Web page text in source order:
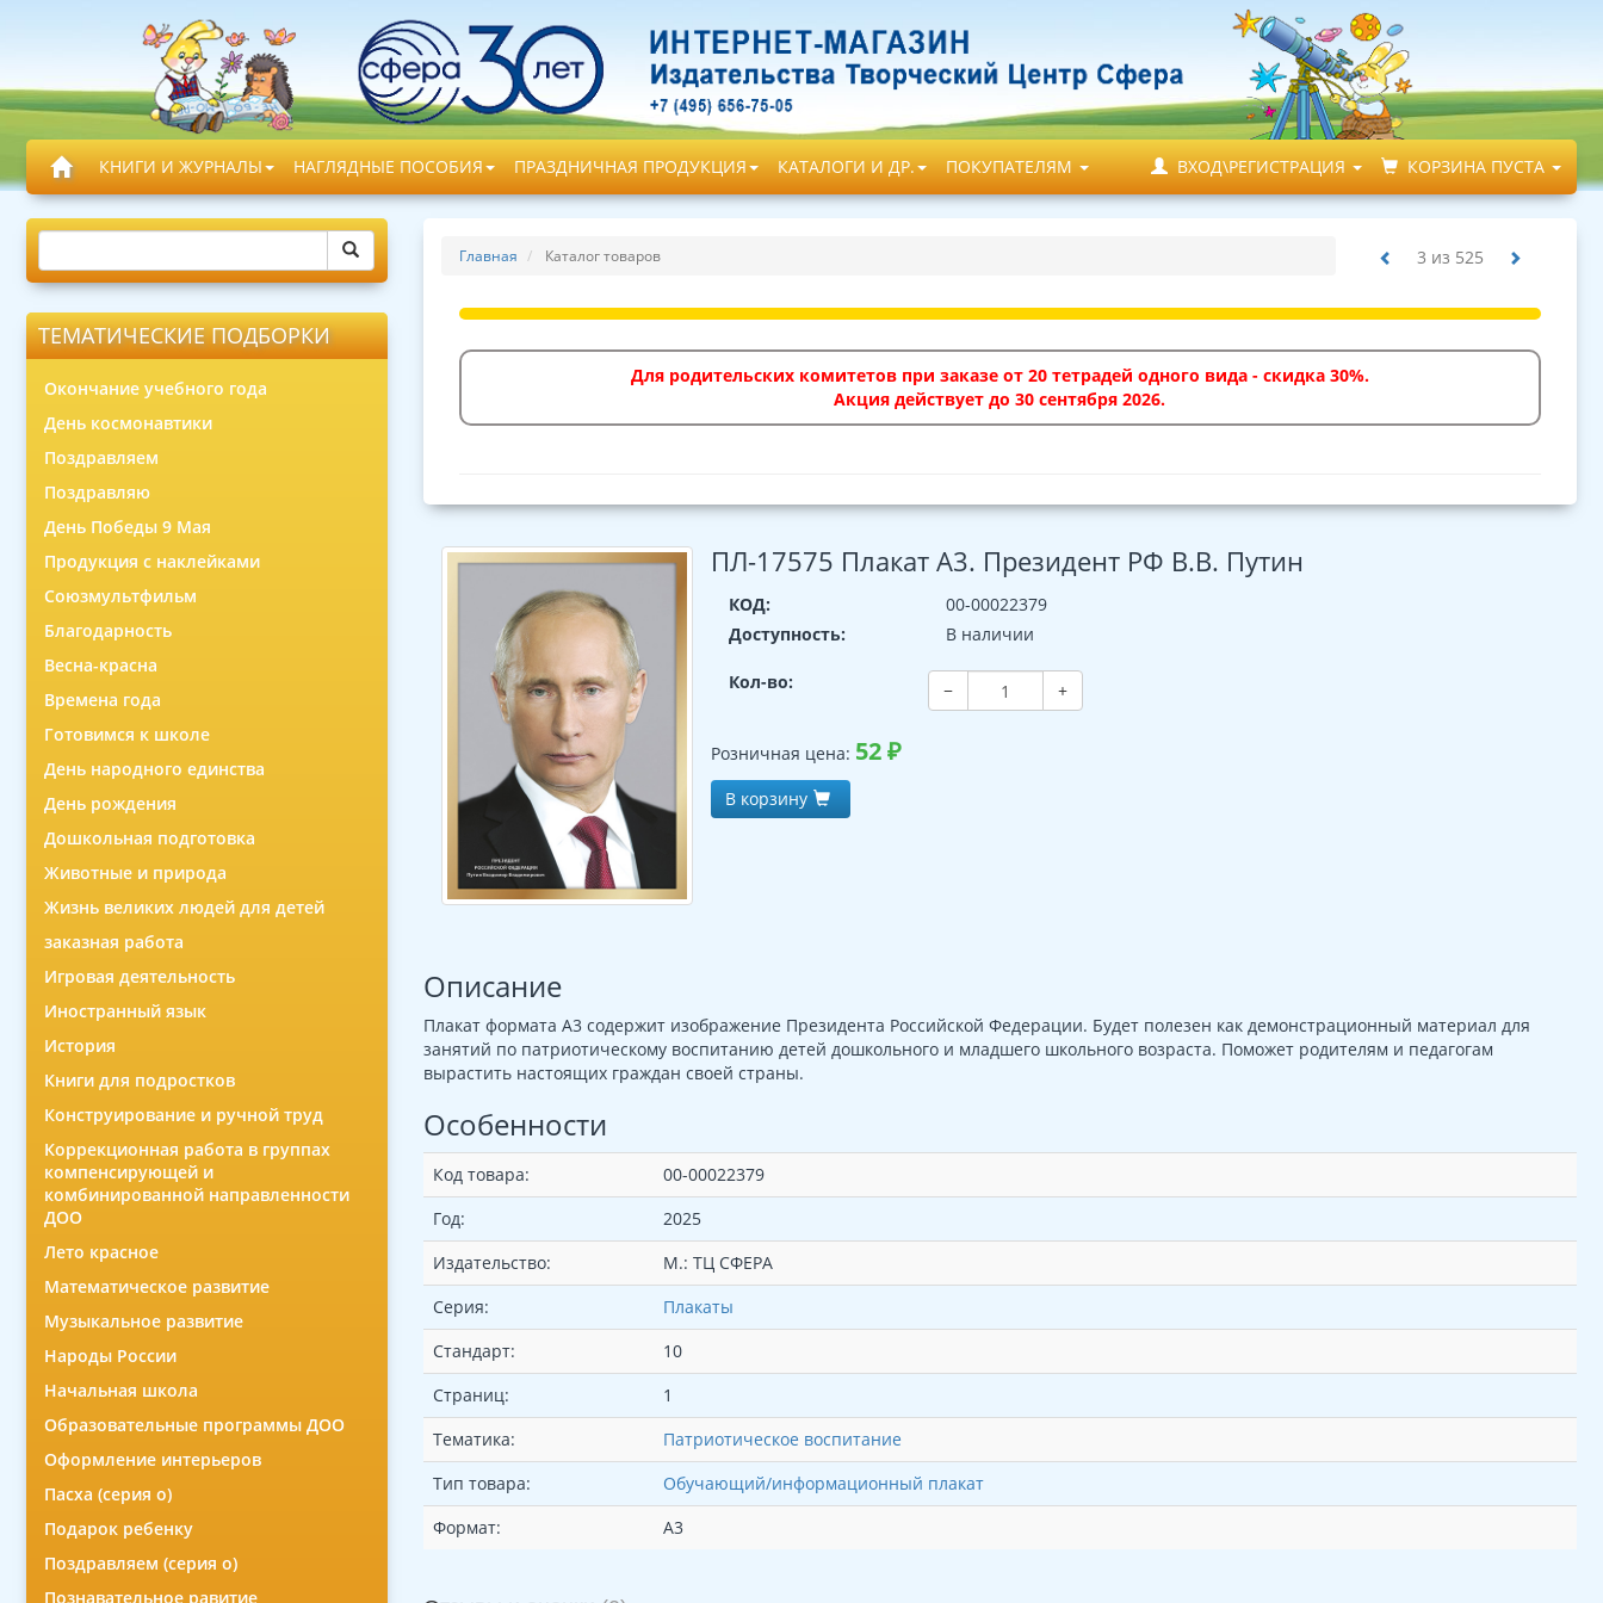
КНИГИ И ЖУРНАЛЫ НАГЛЯДНЫЕ ПОСОБИЯ ПРАЗДНИЧНАЯ ПРОДУКЦИЯ КАТАЛОГИ И ДР. ПОКУПАТЕЛЯМ ВХОД\РЕГИСТРАЦИЯ КОРЗИНА ПУСТА
ТЕМАТИЧЕСКИЕ ПОДБОРКИ
Окончание учебного года
День космонавтики
Поздравляем
Поздравляю
День Победы 9 Мая
Продукция с наклейками
Союзмультфильм
Благодарность
Весна-красна
Времена года
Готовимся к школе
День народного единства
День рождения
Дошкольная подготовка
Животные и природа
Жизнь великих людей для детей
заказная работа
Игровая деятельность
Иностранный язык
История
Книги для подростков
Конструирование и ручной труд
Коррекционная работа в группах
компенсирующей и
комбинированной направленности
ДОО
Лето красное
Математическое развитие
Музыкальное развитие
Народы России
Начальная школа
Образовательные программы ДОО
Оформление интерьеров
Пасха (серия о)
Подарок ребенку
Поздравляем (серия о)
Познавательное равитие
Главная Каталог товаров 3 из 525
Для родительских комитетов при заказе от 20 тетрадей одного вида - скидка 30%.
Акция действует до 30 сентября 2026.
ПЛ-17575 Плакат А3. Президент РФ В.В. Путин
КОД:
00-00022379
Доступность:
В наличии
Кол-во: − +
Розничная цена: 52₽
В корзину
Описание
Плакат формата А3 содержит изображение Президента Российской Федерации. Будет полезен как демонстрационный материал для
занятий по патриотическому воспитанию детей дошкольного и младшего школьного возраста. Поможет родителям и педагогам
вырастить настоящих граждан своей страны.
Особенности
Код товара:
00-00022379
Год:
2025
Издательство:
М.: ТЦ СФЕРА
Серия:
Плакаты
Стандарт:
10
Страниц:
1
Тематика:
Патриотическое воспитание
Тип товара:
Обучающий/информационный плакат
Формат:
А3